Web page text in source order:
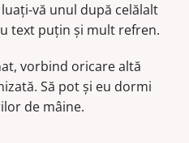
vă unul după celălalt
text puţin şi mult refren.
vorbind oricare altă
Să pot şi eu dormi
de mâine.